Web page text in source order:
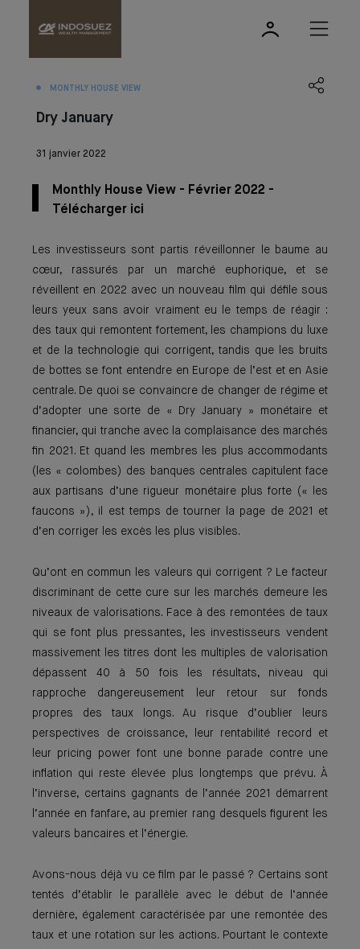
MONTHLY HOUSE VIEW
Dry January
31 janvier 2022
Monthly House View - Février 2022 -
Télécharger ici
Les investisseurs sont partis réveillonner le baume au
cœur, rassurés par un marché euphorique, et se
réveillent en 2022 avec un nouveau film qui défile sous
leurs yeux sans avoir vraiment eu le temps de réagir :
des taux qui remontent fortement, les champions du luxe
et de la technologie qui corrigent, tandis que les bruits
de bottes se font entendre en Europe de l’est et en Asie
centrale. De quoi se convaincre de changer de régime et
d’adopter une sorte de « Dry January » monétaire et
financier, qui tranche avec la complaisance des marchés
fin 2021. Et quand les membres les plus accommodants
(les « colombes) des banques centrales capitulent face
aux partisans d’une rigueur monétaire plus forte (« les
faucons »), il est temps de tourner la page de 2021 et
d’en corriger les excès les plus visibles.
Qu’ont en commun les valeurs qui corrigent ? Le facteur
discriminant de cette cure sur les marchés demeure les
niveaux de valorisations. Face à des remontées de taux
qui se font plus pressantes, les investisseurs vendent
massivement les titres dont les multiples de valorisation
dépassent 40 à 50 fois les résultats, niveau qui
rapproche dangereusement leur retour sur fonds
propres des taux longs. Au risque d’oublier leurs
perspectives de croissance, leur rentabilité record et
leur pricing power font une bonne parade contre une
inflation qui reste élevée plus longtemps que prévu. À
l’inverse, certains gagnants de l’année 2021 démarrent
l’année en fanfare, au premier rang desquels figurent les
valeurs bancaires et l’énergie.
Avons-nous déjà vu ce film par le passé ? Certains sont
tentés d’établir le parallèle avec le début de l’année
dernière, également caractérisée par une remontée des
taux et une rotation sur les actions. Pourtant le contexte